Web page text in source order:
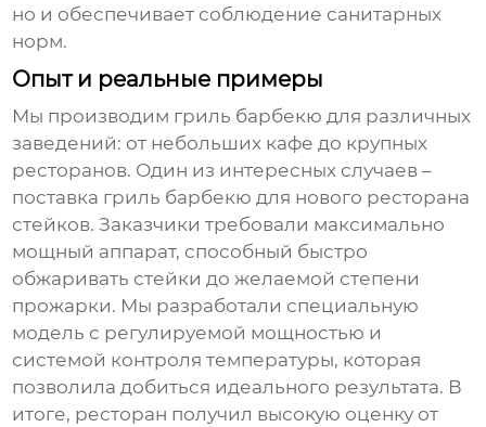
но и обеспечивает соблюдение санитарных
норм.
Опыт и реальные примеры
Мы производим гриль барбекю для различных
заведений: от небольших кафе до крупных
ресторанов. Один из интересных случаев –
поставка гриль барбекю для нового ресторана
стейков. Заказчики требовали максимально
мощный аппарат, способный быстро
обжаривать стейки до желаемой степени
прожарки. Мы разработали специальную
модель с регулируемой мощностью и
системой контроля температуры, которая
позволила добиться идеального результата. В
итоге, ресторан получил высокую оценку от